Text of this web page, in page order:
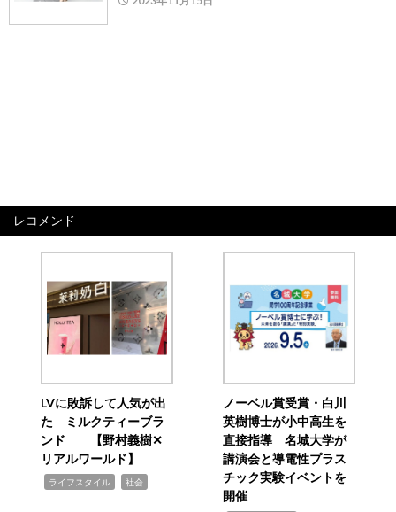
レコメンド
LVに敗訴して人気が出
た ミルクティーブラ
ンド 【野村義樹✕
リアルワールド】
ライフスタイル 社会
ノーベル賞受賞・白川
英樹博士が小中高生を
直接指導 名城大学が
講演会と導電性プラス
チック実験イベントを
開催